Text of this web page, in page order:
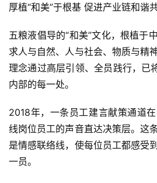
厚植“和美”于根基 促进产业链和谐
五粮液倡导的“和美”文化，根植于
求人与自然、人与社会、物质与精
理念通过高层引领、全员践行，已
内部的每一处。
2018年，一条员工建言献策通道
线岗位员工的声音直达决策层。这
是情感联络线，使每位员工都感受
一员。